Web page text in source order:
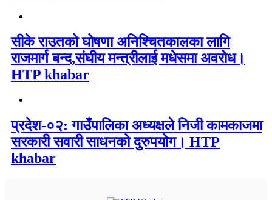
सीके राउतको घोषणा अनिश्चितकालका लागि
राजमार्ग बन्द,संघीय मन्त्रीलाई मधेसमा अवरोध।
HTP khabar
प्रदेश-०२: गाउँपालिका अध्यक्षले निजी कामकाजमा
सरकारी सवारी साधनको दुरुपयोग। HTP
khabar